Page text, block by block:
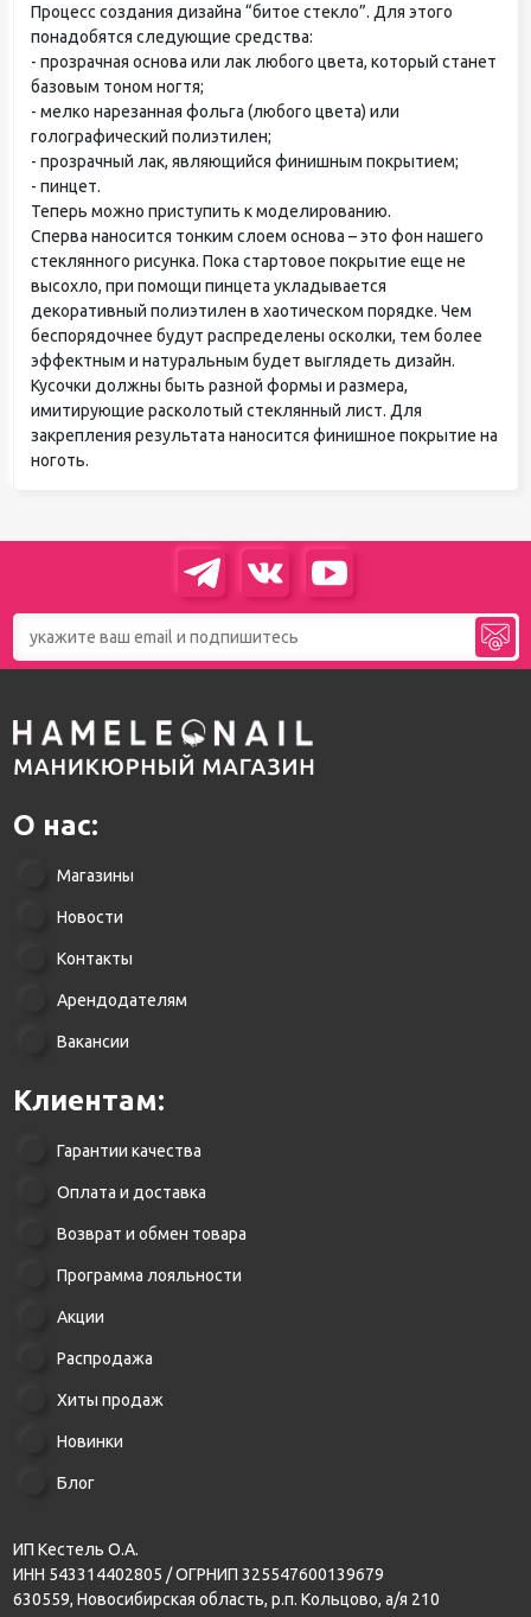
Процесс создания дизайна “битое стекло”. Для этого
понадобятся следующие средства:
- прозрачная основа или лак любого цвета, который станет
базовым тоном ногтя;
- мелко нарезанная фольга (любого цвета) или
голографический полиэтилен;
- прозрачный лак, являющийся финишным покрытием;
- пинцет.
Теперь можно приступить к моделированию.
Сперва наносится тонким слоем основа – это фон нашего
стеклянного рисунка. Пока стартовое покрытие еще не
высохло, при помощи пинцета укладывается
декоративный полиэтилен в хаотическом порядке. Чем
беспорядочнее будут распределены осколки, тем более
эффектным и натуральным будет выглядеть дизайн.
Кусочки должны быть разной формы и размера,
имитирующие расколотый стеклянный лист. Для
закрепления результата наносится финишное покрытие на
ноготь.
О нас:
Магазины
Новости
Контакты
Арендодателям
Вакансии
Клиентам:
Гарантии качества
Оплата и доставка
Возврат и обмен товара
Программа лояльности
Акции
Распродажа
Хиты продаж
Новинки
Блог
ИП Кестель О.А.
ИНН 543314402805 / ОГРНИП 325547600139679
630559, Новосибирская область, р.п. Кольцово, а/я 210